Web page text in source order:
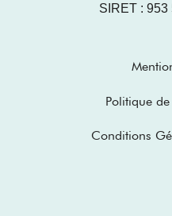
SIRET :
Politique
Conditions